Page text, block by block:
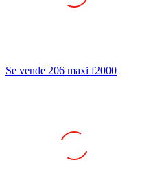
Se vende 206 maxi f2000